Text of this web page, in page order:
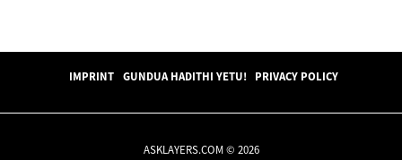
IMPRINT GUNDUA HADITHI YETU! PRIVACY POLICY
ASKLAYERS.COM © 2026